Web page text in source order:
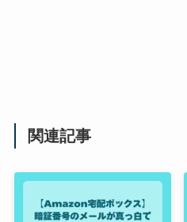
関連記事